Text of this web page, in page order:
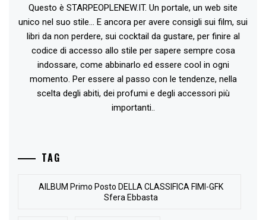
Questo è STARPEOPLENEW.IT. Un portale, un web site
unico nel suo stile... E ancora per avere consigli sui film, sui
libri da non perdere, sui cocktail da gustare, per finire al
codice di accesso allo stile per sapere sempre cosa
indossare, come abbinarlo ed essere cool in ogni
momento. Per essere al passo con le tendenze, nella
scelta degli abiti, dei profumi e degli accessori più
importanti..
TAG
AlLBUM Primo Posto DELLA CLASSIFICA FIMI-GFK
Sfera Ebbasta